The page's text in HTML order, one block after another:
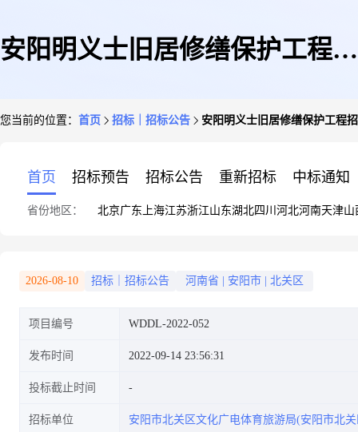
安阳明义士旧居修缮保护工程招
您当前的位置： 首页 招标｜招标公告 安阳明义士旧居修缮保护工程
首页 招标预告 招标公告 重新招标 中标通知
省份地区： 北京广东 上海江苏浙江山东湖北四川 河北河南天津山
2026-08-10 招标｜招标公告 河南省 安阳市 北关区
项目编号 WDDL-2022-052
发布时间 2022-09-14 23:56:31
投标截止时间
招标单位 安阳市北关区文化广电体育旅游局(安阳市北